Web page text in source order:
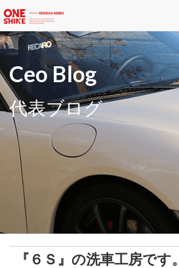
Ceo Blog
代表ブログ
『６Ｓ』の洗車工房です。